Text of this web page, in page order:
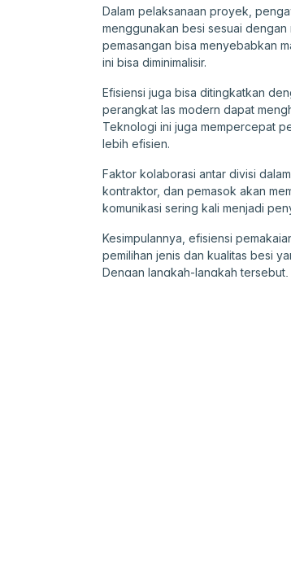
Dalam pelaksanaan proyek,
menggunakan besi sesuai
pemasangan bisa menyebabkan
ini bisa diminimalisir.
Efisiensi juga bisa ditingkatkan
perangkat las modern dapat
Teknologi ini juga mempercepat
lebih efisien.
Faktor kolaborasi antar divisi
kontraktor, dan pemasok akan
komunikasi sering kali menjadi
Kesimpulannya, efisiensi
pemilihan jenis dan kualitas besi
Dengan langkah-langkah